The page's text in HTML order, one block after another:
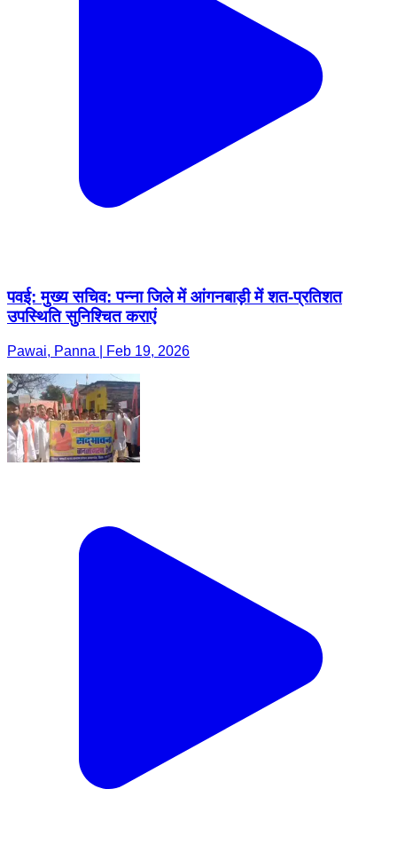
पवई: मुख्य सचिव: पन्ना जिले में आंगनबाड़ी में शत-प्रतिशत
उपस्थिति सुनिश्चित कराएं
Pawai, Panna | Feb 19, 2026